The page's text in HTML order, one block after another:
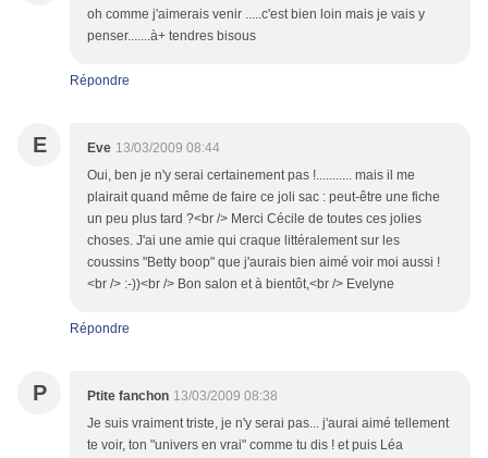
oh comme j'aimerais venir .....c'est bien loin mais je vais y
penser.......à+ tendres bisous
Répondre
E Eve 13/03/2009 08:44
Oui, ben je n'y serai certainement pas !........... mais il me
plairait quand même de faire ce joli sac : peut-être une fiche
un peu plus tard ?<br /> Merci Cécile de toutes ces jolies
choses. J'ai une amie qui craque littéralement sur les
coussins "Betty boop" que j'aurais bien aimé voir moi aussi !
<br /> :-))<br /> Bon salon et à bientôt,<br /> Evelyne
Répondre
P Ptite fanchon 13/03/2009 08:38
Je suis vraiment triste, je n'y serai pas... j'aurai aimé tellement
te voir, ton "univers en vrai" comme tu dis ! et puis Léa